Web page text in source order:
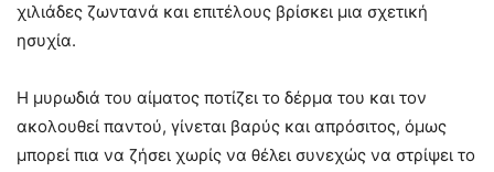
χιλιάδες ζωντανά και επιτέλους βρίσκει μια σχετική
ησυχία.
Η μυρωδιά του αίματος ποτίζει το δέρμα του και τον
ακολουθεί παντού, γίνεται βαρύς και απρόσιτος, όμως
μπορεί πια να ζήσει χωρίς να θέλει συνεχώς να στρίψει το